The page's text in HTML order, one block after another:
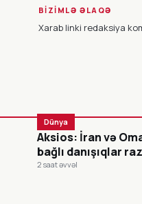
BIZIMLƏ ƏLAQƏ
Xarab linki redaksiya
Dünya
Aksios: İran və
bağlı danışıqlar
2 saat əvvəl